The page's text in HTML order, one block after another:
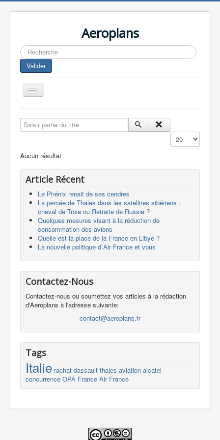
Aeroplans
Rechercher
Valider
Toggle
Navigation
Aviation Commerciale
Europespace
Drones
Saisir partie du titre
Affichage #
Aucun résultat
Article Récent
Le Phénix renait de ses cendres
La percée de Thales dans les satellites sibériens :
cheval de Troie ou Retraite de Russie ?
Quelques mesures visant à la réduction de
consommation des avions
Quelle-est la place de la France en Libye ?
La nouvelle politique d´Air France et vous
Contactez-Nous
Contactez-nous ou soumettez vos articles à la rédaction
d'Aeroplans à l'adresse suivante:
contact@aeroplans.fr
Tags
Italie rachat dassault thales aviation alcatel
concurrence OPA France Air France